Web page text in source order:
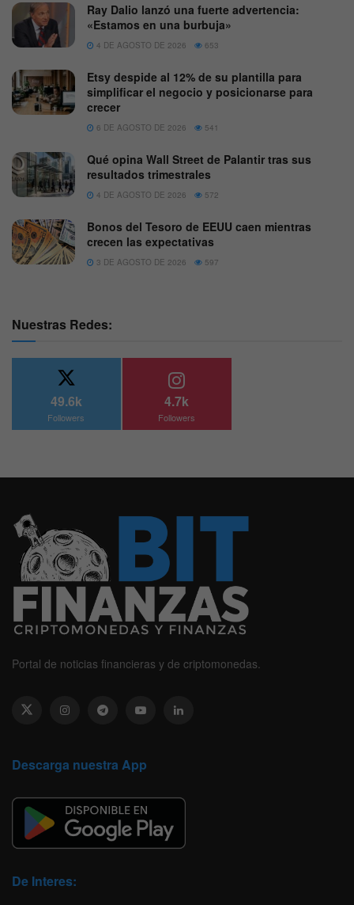
Ray Dalio lanzó una fuerte advertencia:
«Estamos en una burbuja»
4 DE AGOSTO DE 2026 653
Etsy despide al 12% de su plantilla para
simplificar el negocio y posicionarse para
crecer
6 DE AGOSTO DE 2026 541
Qué opina Wall Street de Palantir tras sus
resultados trimestrales
4 DE AGOSTO DE 2026 572
Bonos del Tesoro de EEUU caen mientras
crecen las expectativas
3 DE AGOSTO DE 2026 597
Nuestras Redes:
49.6k
Followers
4.7k
Followers
Portal de noticias financieras y de criptomonedas.
Descarga nuestra App
De Interes: